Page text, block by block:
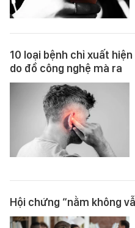
10 loại bệnh chỉ xuất
do đồ công nghệ mà ra
Hội chứng “nằm không